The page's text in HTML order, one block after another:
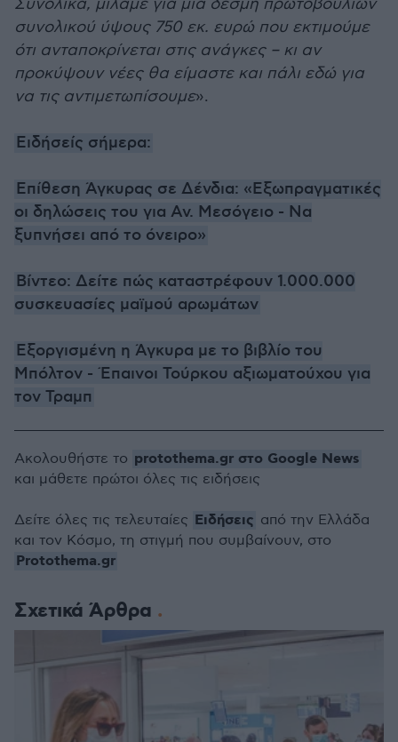
Συνολικά, μιλάμε για μια δέσμη πρωτοβουλιών
συνολικού ύψους 750 εκ. ευρώ που εκτιμούμε
ότι ανταποκρίνεται στις ανάγκες – κι αν
προκύψουν νέες θα είμαστε και πάλι εδώ για
να τις αντιμετωπίσουμε».
Ειδήσείς σήμερα:
Επίθεση Άγκυρας σε Δένδια: «Εξωπραγματικές
οι δηλώσεις του για Αν. Μεσόγειο - Να
ξυπνήσει από το όνειρο»
Βίντεο: Δείτε πώς καταστρέφουν 1.000.000
συσκευασίες μαϊμού αρωμάτων
Εξοργισμένη η Άγκυρα με το βιβλίο του
Μπόλτον - Έπαινοι Τούρκου αξιωματούχου για
τον Τραμπ
Σχετικά Άρθρα
Ακολουθήστε το protothema.gr στο Google News
και μάθετε πρώτοι όλες τις ειδήσεις
Δείτε όλες τις τελευταίες Ειδήσεις από την Ελλάδα
και τον Κόσμο, τη στιγμή που συμβαίνουν, στο
Protothema.gr